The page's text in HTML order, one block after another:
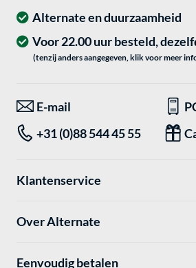
Alternate en duurzaamheid
Voor 22.00 uur besteld,
(tenzij anders aangegeven, klik voor meer
E-mail
+31 (0)88 544 45 55
Klantenservice
Over Alternate
Eenvoudig betalen